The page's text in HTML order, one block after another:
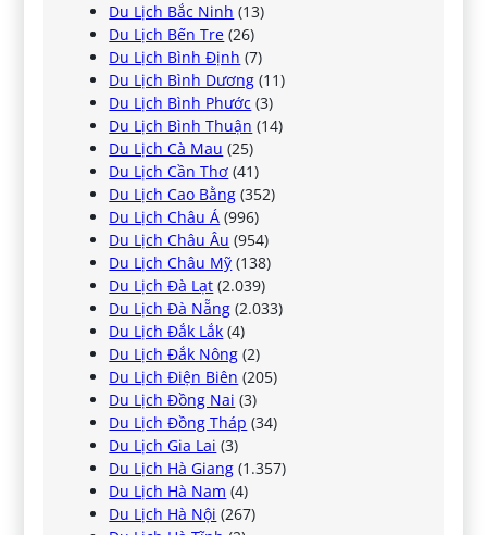
Du Lịch Bắc Ninh (13)
Du Lịch Bến Tre (26)
Du Lịch Bình Định (7)
Du Lịch Bình Dương (11)
Du Lịch Bình Phước (3)
Du Lịch Bình Thuận (14)
Du Lịch Cà Mau (25)
Du Lịch Cần Thơ (41)
Du Lịch Cao Bằng (352)
Du Lịch Châu Á (996)
Du Lịch Châu Âu (954)
Du Lịch Châu Mỹ (138)
Du Lịch Đà Lạt (2.039)
Du Lịch Đà Nẵng (2.033)
Du Lịch Đắk Lắk (4)
Du Lịch Đắk Nông (2)
Du Lịch Điện Biên (205)
Du Lịch Đồng Nai (3)
Du Lịch Đồng Tháp (34)
Du Lịch Gia Lai (3)
Du Lịch Hà Giang (1.357)
Du Lịch Hà Nam (4)
Du Lịch Hà Nội (267)